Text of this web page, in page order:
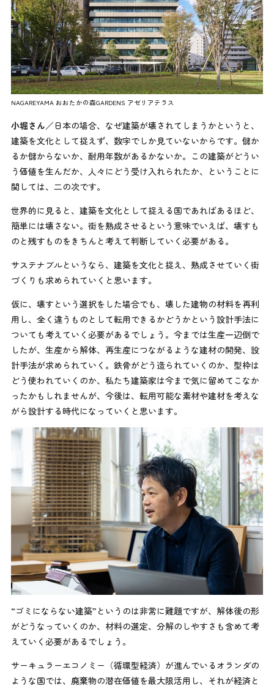
NAGAREYAMA おおたかの森GARDENS アゼリアテラス
小堀さん／日本の場合、なぜ建築が壊されてしまうかというと、
建築を文化として捉えず、数字でしか見ていないからです。儲か
るか儲からないか、耐用年数があるかないか。この建築がどうい
う価値を生んだか、人々にどう受け入れられたか、ということに
関しては、二の次です。
世界的に見ると、建築を文化として捉える国であればあるほど、
簡単には壊さない。街を熟成させるという意味でいえば、壊すも
のと残すものをきちんと考えて判断していく必要がある。
サステナブルというなら、建築を文化と捉え、熟成させていく街
づくりも求められていくと思います。
仮に、壊すという選択をした場合でも、壊した建物の材料を再利
用し、全く違うものとして転用できるかどうかという設計手法に
ついても考えていく必要があるでしょう。今までは生産一辺倒で
したが、生産から解体、再生産につながるような建材の開発、設
計手法が求められていく。鉄骨がどう造られていくのか、型枠は
どう使われていくのか、私たち建築家は今まで気に留めてこなか
ったかもしれませんが、今後は、転用可能な素材や建材を考えな
がら設計する時代になっていくと思います。
“ゴミにならない建築”というのは非常に難題ですが、解体後の形
がどうなっていくのか、材料の選定、分解のしやすさも含めて考
えていく必要があるでしょう。
サーキュラーエコノミー（循環型経済）が進んでいるオランダの
ような国では、廃棄物の潜在価値を最大限活用し、それが経済と